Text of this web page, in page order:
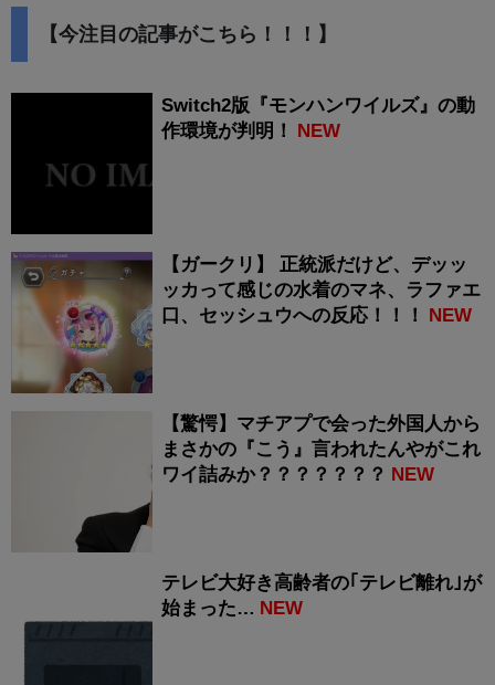
【今注目の記事がこちら！！！】
Switch2版『モンハンワイルズ』の動
作環境が判明！
NEW
【ガークリ】 正統派だけど、デッッ
ッカって感じの水着のマネ、ラファエ
口、セッシュウへの反応！！！
NEW
【驚愕】マチアプで会った外国人から
まさかの『こう』言われたんやがこれ
ワイ詰みか？？？？？？？ NEW
テレビ大好き高齢者の｢テレビ離れ｣が
始まった… NEW